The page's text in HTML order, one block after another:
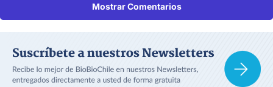
Mostrar Comentarios